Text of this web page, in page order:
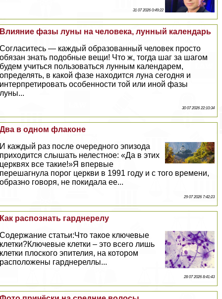
31 07 2026 0:49:22
Влияние фазы луны на человека, лунный календарь
Согласитесь — каждый образованный человек просто
обязан знать подобные вещи! Что ж, тогда шаг за шагом
будем учиться пользоваться лунным календарем,
определять, в какой фазе находится луна сегодня и
интерпретировать особенности той или иной фазы
луны...
30 07 2026 22:10:34
Два в одном флаконе
И каждый раз после очередного эпизода
приходится слышать нелестное: «Да в этих
церквях все такие!»Я впервые
перешагнула порог церкви в 1991 году и с того времени,
образно говоря, не покидала ее...
29 07 2026 7:42:23
Как распознать гарднерелу
Содержание статьи:Что такое ключевые
клетки?Ключевые клетки – это всего лишь
клетки плоского эпителия, на котором
расположены гарднереллы...
28 07 2026 8:41:43